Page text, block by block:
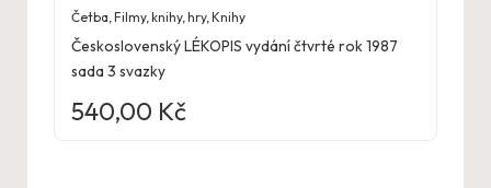
Četba,Filmy, knihy, hry,Knihy
Československý LÉKOPIS vydání čtvrté rok 1987
sada 3 svazky
540,00 Kč